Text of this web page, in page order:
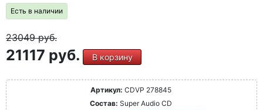
Есть в наличии
23049руб.
21117 руб. В корзину
Артикул: CDVP 278845
Состав: Super Audio CD